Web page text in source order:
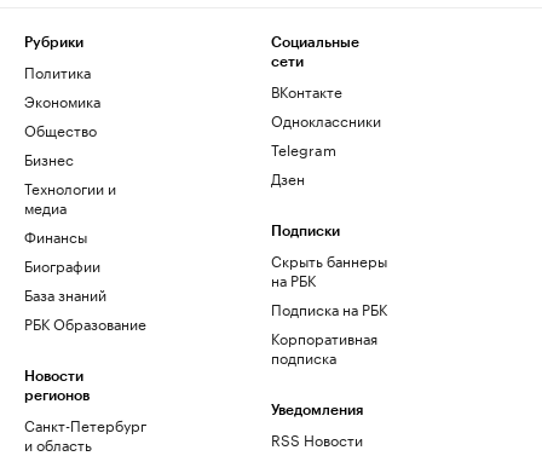
Рубрики
Политика
Экономика
Общество
Бизнес
Технологии и
медиа
Финансы
Биографии
База знаний
РБК Образование
Новости
регионов
Санкт-Петербург
и область
Социальные
сети
ВКонтакте
Одноклассники
Telegram
Дзен
Подписки
Скрыть баннеры
на РБК
Подписка на РБК
Корпоративная
подписка
Уведомления
RSS Новости